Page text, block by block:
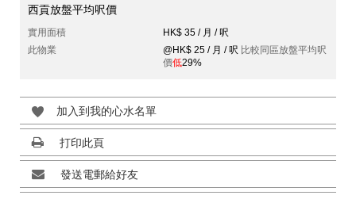
西貢放盤平均呎價
實用面積
HK$ 35 / 月 / 呎
此物業
@HK$ 25 / 月 / 呎 比較同區放盤平均呎
價低29%
加入到我的心水名單
打印此頁
發送電郵給好友